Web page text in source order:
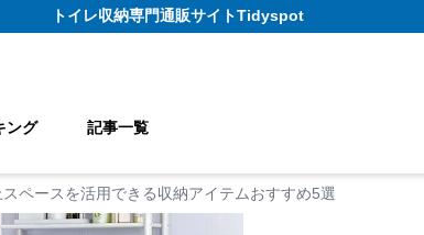
トイレ収納専門通販サイトTidyspot
ング 記事一覧
ペースを活用できる収納アイテムおすすめ5選